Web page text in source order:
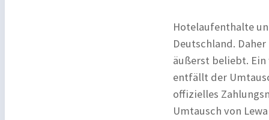
Hotelaufenthalte
Deutschland.
äußerst beliebt. Ein
entfällt der
offizielles
Umtausch von